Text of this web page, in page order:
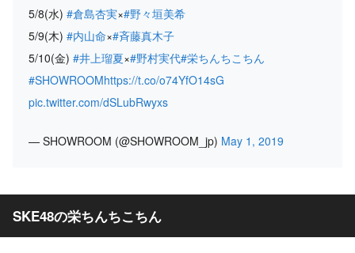
5/8(水) #倉島杏実×#野々垣美希
5/9(木) #内山命×#斉藤真木子
5/10(金) #井上瑠夏×#野村実代#栄ちんちこちん
#SHOWROOMhttps://t.co/o74YfO14sG
pic.twitter.com/dSLubRwyxs
— SHOWROOM (@SHOWROOM_jp) May 1, 2019
SKE48の栄ちんちこちん